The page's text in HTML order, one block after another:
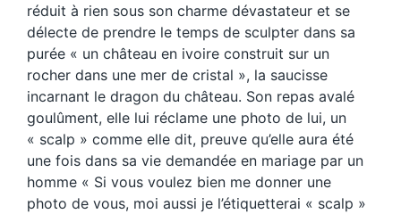
réduit à rien sous son charme dévastateur et se
délecte de prendre le temps de sculpter dans sa
purée « un château en ivoire construit sur un
rocher dans une mer de cristal », la saucisse
incarnant le dragon du château. Son repas avalé
goulûment, elle lui réclame une photo de lui, un
« scalp » comme elle dit, preuve qu’elle aura été
une fois dans sa vie demandée en mariage par un
homme « Si vous voulez bien me donner une
photo de vous, moi aussi je l’étiquetterai « scalp »